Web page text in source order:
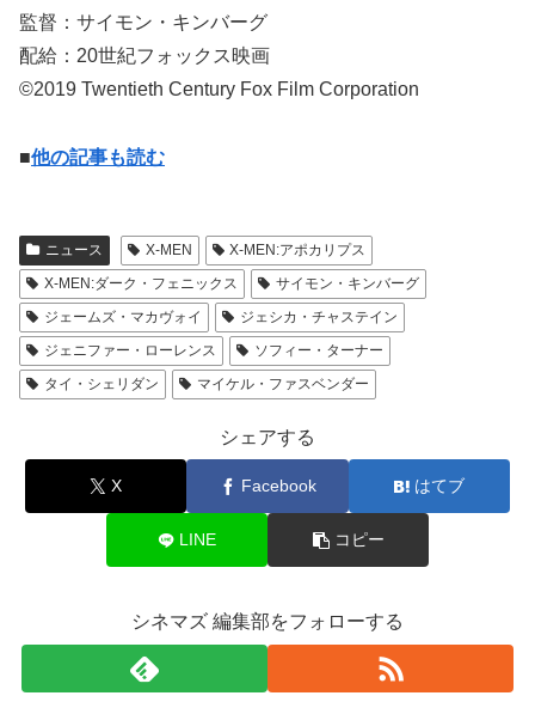
監督：サイモン・キンバーグ
配給：20世紀フォックス映画
©2019 Twentieth Century Fox Film Corporation
■他の記事も読む
ニュース X-MEN
X-MEN:アポカリプス
X-MEN:ダーク・フェニックス
サイモン・キンバーグ
ジェームズ・マカヴォイ
ジェシカ・チャステイン
ジェニファー・ローレンス
ソフィー・ターナー
タイ・シェリダン
マイケル・ファスベンダー
シェアする
X Facebook はてブ
LINE コピー
シネマズ 編集部をフォローする